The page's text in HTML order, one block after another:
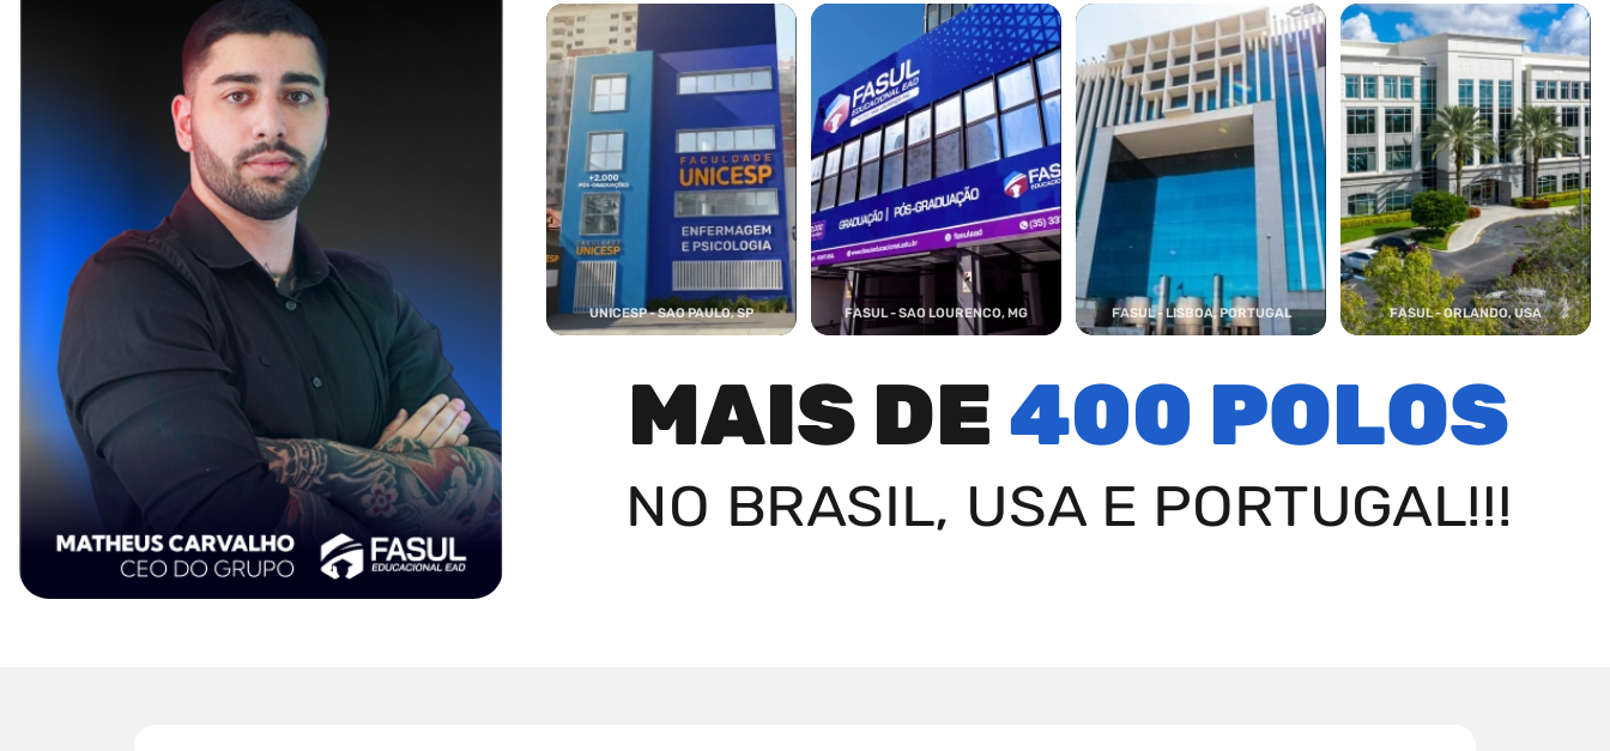
UNICESP - SAO PAULO, SP FASUL - SAO LOURENCO, MG FASUL - LISBOA, PORTUGAL FASUL - ORLANDO, USA
MAIS DE 400 POLOS
NO BRASIL, USA E PORTUGAL!!!